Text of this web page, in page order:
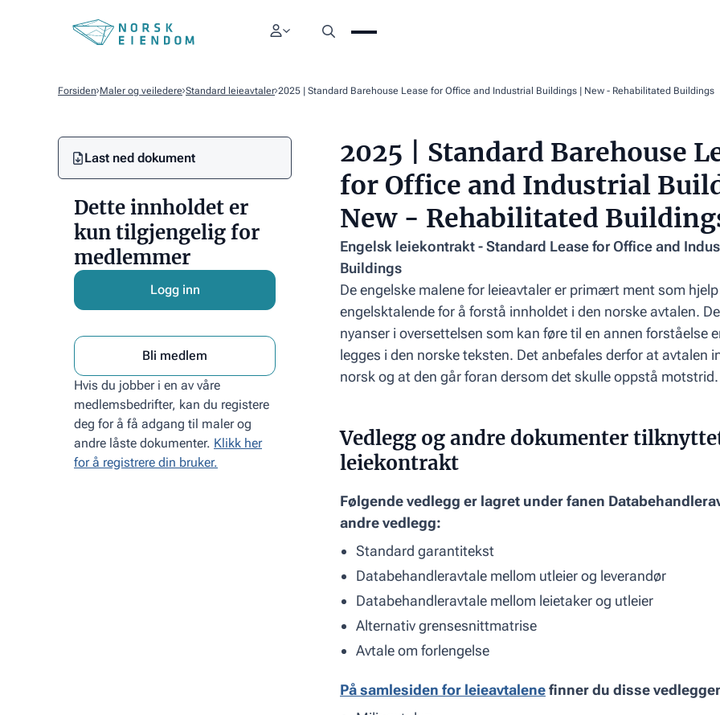
Forsiden Maler og veiledere Standard leieavtaler 2025 | Standard Barehouse Lease for Office and Industrial Buildings | New - Rehabilitated Buildings
Last ned dokument
Link
Text
Dette innholdet er
kun tilgjengelig for
medlemmer
Logg inn
Bli medlem
Hvis du jobber i en av våre
medlemsbedrifter, kan du registere
deg for å få adgang til maler og
andre låste dokumenter. Klikk her
for å registrere din bruker.
2025 | Standard Barehouse
for Office and Industrial
New - Rehabilitated
Engelsk leiekontrakt - Standard Lease for Office and
Buildings
De engelske malene for leieavtaler er primært ment som
engelsktalende for å forstå innholdet i den norske avtalen.
nyanser i oversettelsen som kan føre til en annen forståelse
legges i den norske teksten. Det anbefales derfor at avtalen
norsk og at den går foran dersom det skulle oppstå motstrid.
Vedlegg og andre dokumenter
leiekontrakt
Følgende vedlegg er lagret under fanen
andre vedlegg:
Standard garantitekst
Databehandleravtale mellom utleier og leverandør
Databehandleravtale mellom leietaker og utleier
Alternativ grensesnittmatrise
Avtale om forlengelse
På samlesiden for leieavtalenefinner du disse